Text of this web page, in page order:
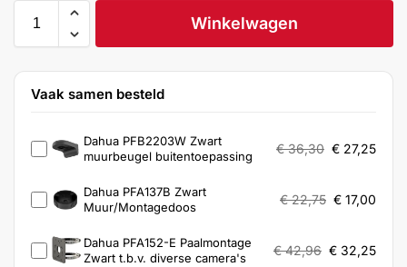
Winkelwagen
Vaak samen besteld
Dahua PFB2203W Zwart
muurbeugel buitentoepassing
€36,30 € 27,25
Dahua PFA137B Zwart
Muur/Montagedoos
€22,75 € 17,00
Dahua PFA152-E Paalmontage
Zwart t.b.v. diverse camera's
€42,96 € 32,25